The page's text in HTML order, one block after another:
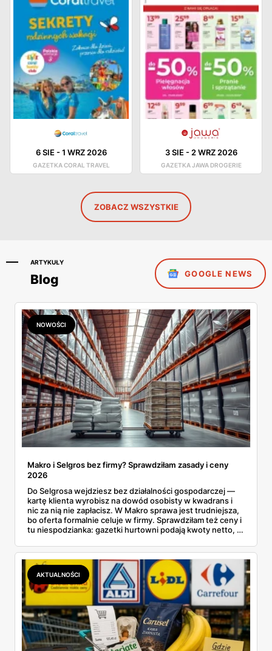
6 SIE -1 WRZ 2026
GAZETKA CORAL TRAVEL
3 SIE - 2 WRZ 2026
GAZETKA JAWA DROGERIE
ZOBACZ WSZYSTKIE
ARTYKUŁY
Blog GOOGLE NEWS
NOWOŚCI
Makro i Selgros bez firmy? Sprawdziłam zasady i ceny
2026
Do Selgrosa wejdziesz bez działalności gospodarczej —
kartę klienta wyrobisz na dowód osobisty w kwadrans i
nic za nią nie zapłacisz. W Makro sprawa jest trudniejsza,
bo oferta formalnie celuje w firmy. Sprawdziłam też ceny i
tu niespodzianka: gazetki hurtowni podają kwoty netto, a
zawsze wygrywa — ta sama kawa ziarnista kosztuje w
Makro ponad dwa razy więcej niż w weekendowej
promocji dyskontu.
AKTUALNOŚCI